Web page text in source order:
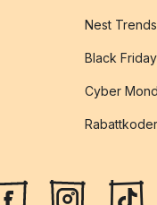
Nest Trends
Black
Cyber